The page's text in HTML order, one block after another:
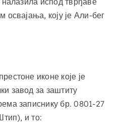
освајања, коју је Али-бег
иконе које је
завод за заштиту
записнику бр. 0801-27
и то: